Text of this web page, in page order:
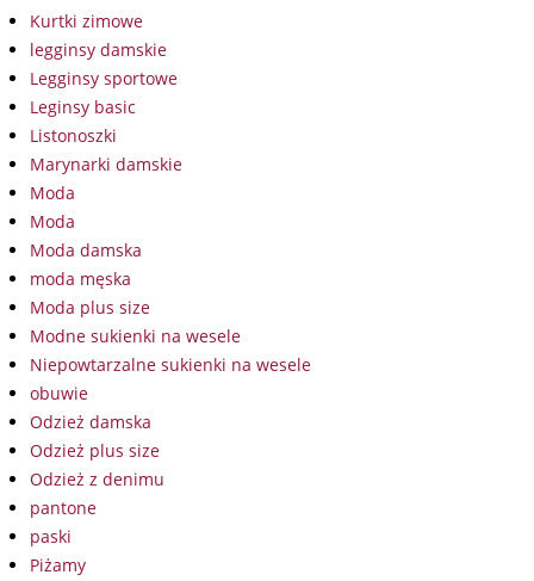
Kurtki zimowe
legginsy damskie
Legginsy sportowe
Leginsy basic
Listonoszki
Marynarki damskie
Moda
Moda
Moda damska
moda męska
Moda plus size
Modne sukienki na wesele
Niepowtarzalne sukienki na wesele
obuwie
Odzież damska
Odzież plus size
Odzież z denimu
pantone
paski
Piżamy